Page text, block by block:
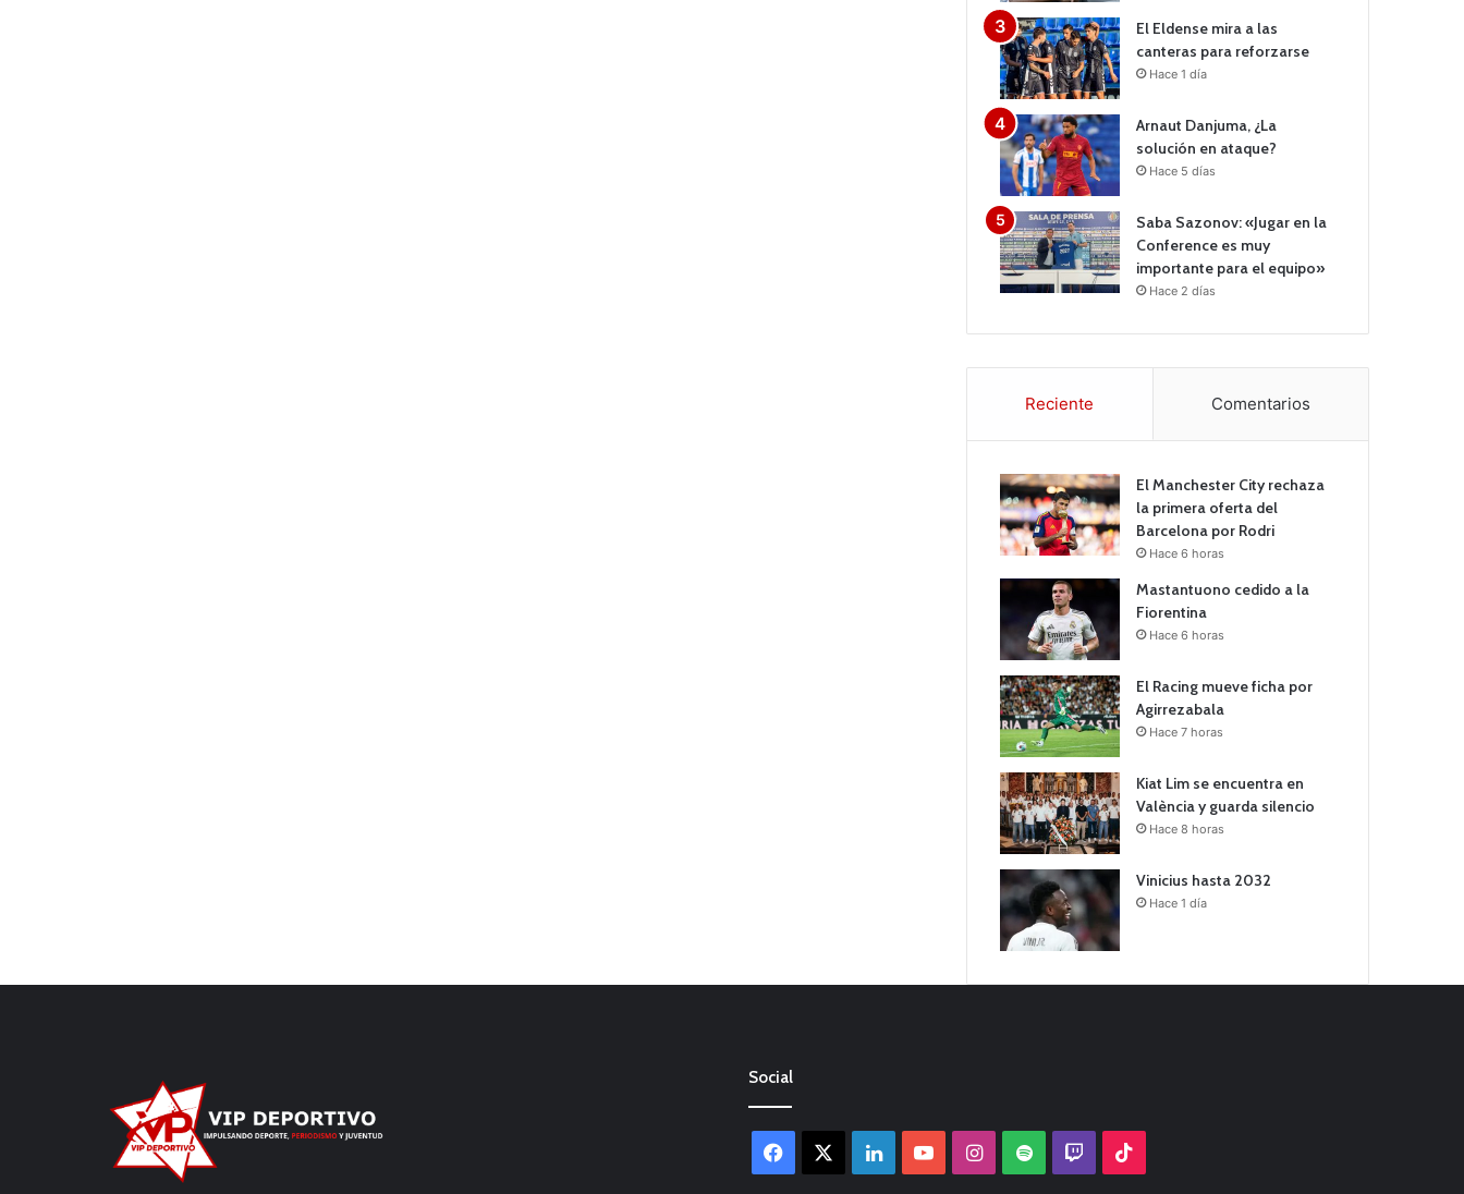
El Eldense mira a las
canteras para reforzarse
Hace 1 día
Arnaut Danjuma, ¿La
solución en ataque?
Hace 5 días
Saba Sazonov: «Jugar en la
Conference es muy
importante para el equipo»
Hace 2 días
Reciente Comentarios
El Manchester City rechaza
la primera oferta del
Barcelona por Rodri
Hace 6 horas
Mastantuono cedido a la
Fiorentina
Hace 6 horas
El Racing mueve ficha por
Agirrezabala
Hace 7 horas
Kiat Lim se encuentra en
València y guarda silencio
Hace 8 horas
Vinicius hasta 2032
Hace 1 día
Social
Facebook LinkedInYouTubeInstagram
Spotify Twitch